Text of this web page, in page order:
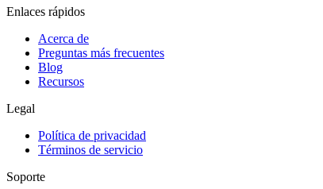
Enlaces rápidos
Acerca de
Preguntas más frecuentes
Blog
Recursos
Legal
Política de privacidad
Términos de servicio
Soporte